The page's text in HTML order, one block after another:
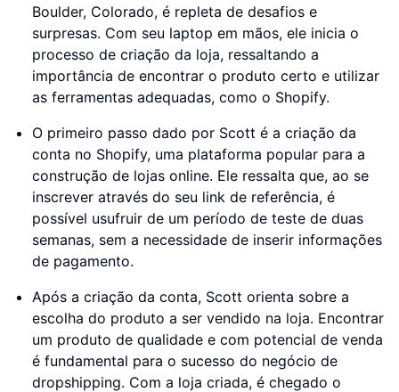
Boulder, Colorado, é repleta de desafios e
surpresas. Com seu laptop em mãos, ele inicia o
processo de criação da loja, ressaltando a
importância de encontrar o produto certo e utilizar
as ferramentas adequadas, como o Shopify.
O primeiro passo dado por Scott é a criação da
conta no Shopify, uma plataforma popular para a
construção de lojas online. Ele ressalta que, ao se
inscrever através do seu link de referência, é
possível usufruir de um período de teste de duas
semanas, sem a necessidade de inserir informações
de pagamento.
Após a criação da conta, Scott orienta sobre a
escolha do produto a ser vendido na loja. Encontrar
um produto de qualidade e com potencial de venda
é fundamental para o sucesso do negócio de
dropshipping. Com a loja criada, é chegado o